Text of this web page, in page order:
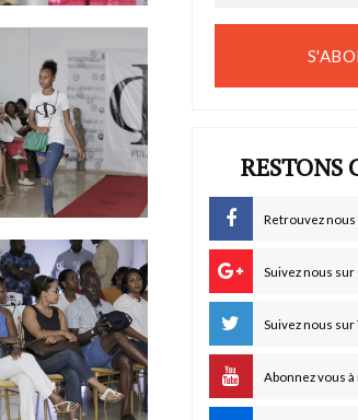
RESTONS
Retrouvez nous
Suivez nous
Suivez nous
Abonnez vous